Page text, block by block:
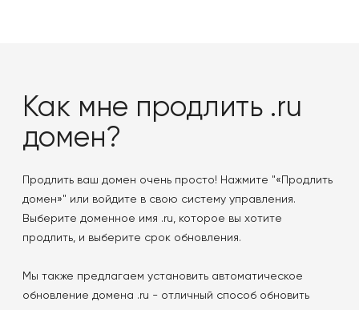
Как мне продлить .ru
домен?
Продлить ваш домен очень просто! Нажмите "«Продлить
домен»" или войдите в свою систему управления.
Выберите доменное имя .ru, которое вы хотите
продлить, и выберите срок обновления.
Мы также предлагаем установить автоматическое
обновление домена .ru - отличный способ обновить